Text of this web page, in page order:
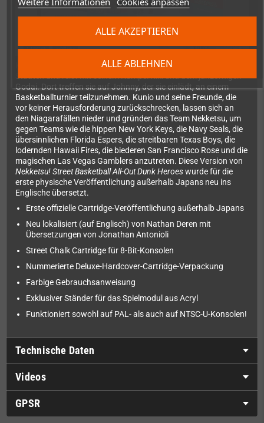
ALLE ABLEHNEN
ALLE AKZEPTIEREN
Kunio gewinnt bei einer Quizshow eine Reise in die Vereinigten
Staaten und reist mit seinem Kumpel Riki und dem jähzornigen
Godai. Dort treffen sie auf Johnny, der sie einlädt, an einem
Basketballturnier teilzunehmen. Kunio und seine Freunde, die
vor keiner Herausforderung zurückschrecken, lassen sich an
den Niagarafällen nieder und gründen das Team Nekketsu, um
gegen Teams wie die hippen New York Keys, die Navy Seals, die
übersinnlichen Florida Espers, die streitbaren Texas Boys, die
lodernden Hawaii Fires, die biederen San Francisco Rose und die
magischen Las Vegas Gamblers anzutreten. Diese Version von
Nekketsu! Street Basketball All-Out Dunk Heroeswurde für die
erste physische Veröffentlichung außerhalb Japans neu ins
Englische übersetzt.
Erste offizielle Cartridge-Veröffentlichung außerhalb Japans
Neu lokalisiert (auf Englisch) von Nathan Deren mit
Übersetzungen von Jonathan Antonioli
Street Chalk Cartridge für 8-Bit-Konsolen
Nummerierte Deluxe-Hardcover-Cartridge-Verpackung
Farbige Gebrauchsanweisung
Exklusiver Ständer für das Spielmodul aus Acryl
Funktioniert sowohl auf PAL- als auch auf NTSC-U-Konsolen!
Technische Daten
Videos
GPSR